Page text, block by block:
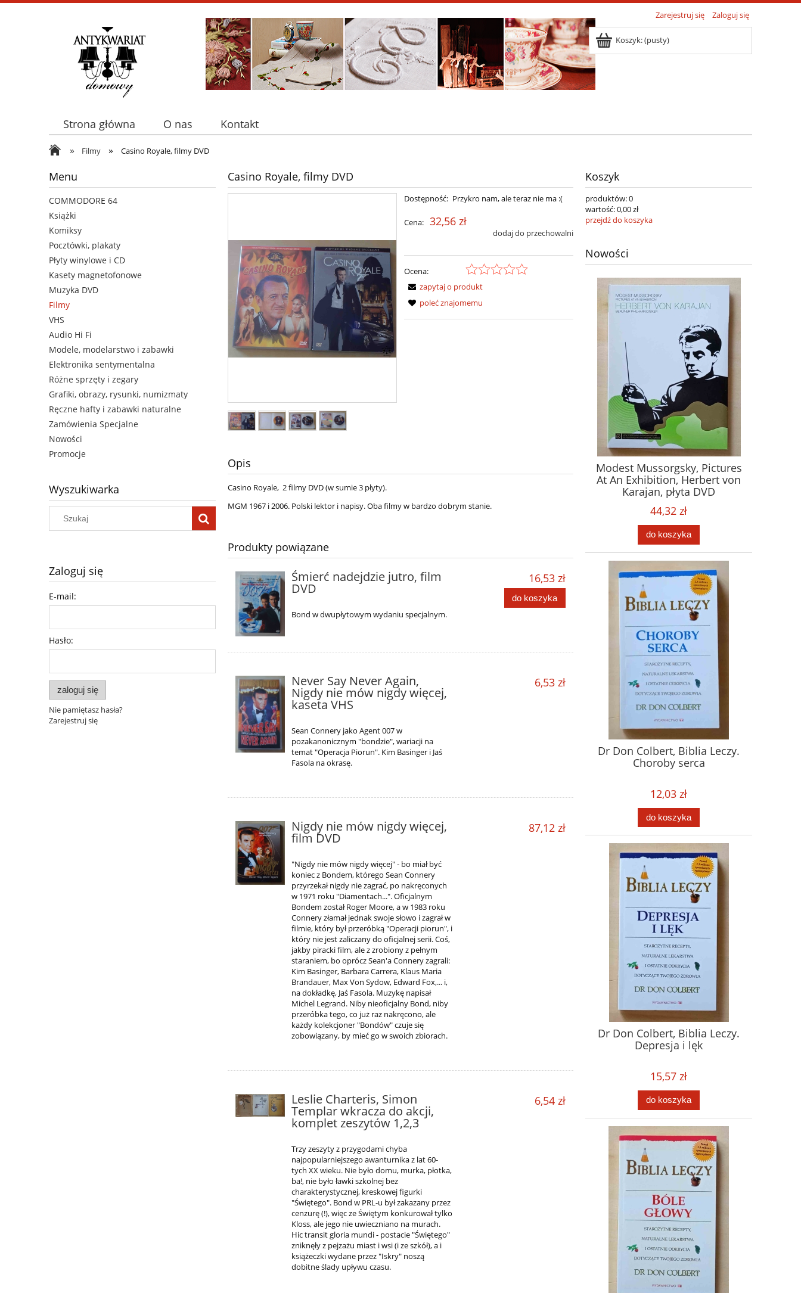
Zarejestruj się Zaloguj się
Koszyk:(pusty)
Strona główna O nas Kontakt
» Filmy » Casino Royale, filmy DVD
Menu
COMMODORE 64
Książki
Komiksy
Pocztówki, plakaty
Płyty winylowe i CD
Kasety magnetofonowe
Muzyka DVD
Filmy
VHS
Audio Hi Fi
Modele, modelarstwo i zabawki
Elektronika sentymentalna
Różne sprzęty i zegary
Grafiki, obrazy, rysunki, numizmaty
Ręczne hafty i zabawki naturalne
Zamówienia Specjalne
Nowości
Promocje
Wyszukiwarka
Zaloguj się
E-mail:
Hasło:
zaloguj się
Nie pamiętasz hasła?
Zarejestruj się
Casino Royale, filmy DVD
Dostępność: Przykro nam, ale teraz nie ma :(
Cena: 32,56 zł
dodaj do przechowalni
Ocena:
zapytaj o produkt
poleć znajomemu
Opis
Casino Royale, 2 filmy DVD (w sumie 3 płyty).
MGM 1967 i 2006. Polski lektor i napisy. Oba filmy w bardzo dobrym stanie.
Produkty powiązane
Śmierć nadejdzie jutro, film
DVD
Bond w dwupłytowym wydaniu specjalnym.
16,53 zł
do koszyka
Never Say Never Again,
Nigdy nie mów nigdy więcej,
kaseta VHS
Sean Connery jako Agent 007 w
pozakanonicznym "bondzie", wariacji na
temat "Operacja Piorun". Kim Basinger i Jaś
Fasola na okrasę.
6,53 zł
Nigdy nie mów nigdy więcej,
film DVD
"Nigdy nie mów nigdy więcej" - bo miał być
koniec z Bondem, którego Sean Connery
przyrzekał nigdy nie zagrać, po nakręconych
w 1971 roku "Diamentach...". Oficjalnym
Bondem został Roger Moore, a w 1983 roku
Connery złamał jednak swoje słowo i zagrał w
filmie, który był przeróbką "Operacji piorun", i
który nie jest zaliczany do oficjalnej serii. Coś,
jakby piracki film, ale z zrobiony z pełnym
staraniem, bo oprócz Sean'a Connery zagrali:
Kim Basinger, Barbara Carrera, Klaus Maria
Brandauer, Max Von Sydow, Edward Fox,... i,
na dokładkę, Jaś Fasola. Muzykę napisał
Michel Legrand. Niby nieoficjalny Bond, niby
przeróbka tego, co już raz nakręcono, ale
każdy kolekcjoner "Bondów" czuje się
zobowiązany, by mieć go w swoich zbiorach.
87,12 zł
Leslie Charteris, Simon
Templar wkracza do akcji,
komplet zeszytów 1,2,3
Trzy zeszyty z przygodami chyba
najpopularniejszego awanturnika z lat 60-
tych XX wieku. Nie było domu, murka, płotka,
ba!, nie było ławki szkolnej bez
charakterystycznej, kreskowej figurki
"Świętego". Bond w PRL-u był zakazany przez
cenzurę (!), więc ze Świętym konkurował tylko
Kloss, ale jego nie uwieczniano na murach.
Hic transit gloria mundi - postacie "Świętego"
zniknęły z pejzażu miast i wsi (i ze szkół), a i
książeczki wydane przez "Iskry" noszą
dobitne ślady upływu czasu.
6,54 zł
Koszyk
produktów:0
wartość:0,00 zł
przejdź do koszyka
Nowości
Modest Mussorgsky, Pictures
At An Exhibition, Herbert von
Karajan, płyta DVD
44,32 zł
do koszyka
Dr Don Colbert, Biblia Leczy.
Choroby serca
12,03 zł
do koszyka
Dr Don Colbert, Biblia Leczy.
Depresja i lęk
15,57 zł
do koszyka